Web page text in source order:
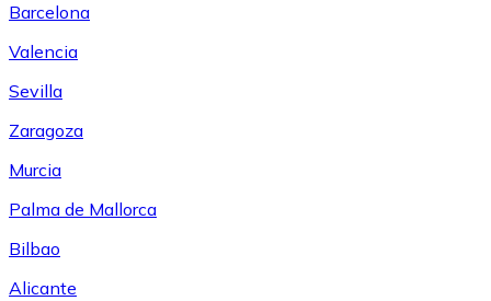
Barcelona
Valencia
Sevilla
Zaragoza
Murcia
Palma de Mallorca
Bilbao
Alicante